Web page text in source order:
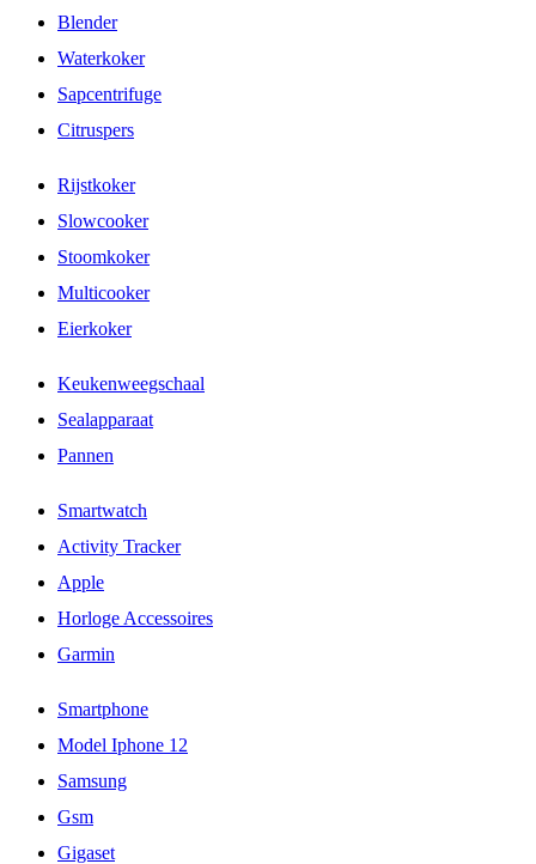
Blender
Waterkoker
Sapcentrifuge
Citruspers
Rijstkoker
Slowcooker
Stoomkoker
Multicooker
Eierkoker
Keukenweegschaal
Sealapparaat
Pannen
Smartwatch
Activity Tracker
Apple
Horloge Accessoires
Garmin
Smartphone
Model Iphone 12
Samsung
Gsm
Gigaset